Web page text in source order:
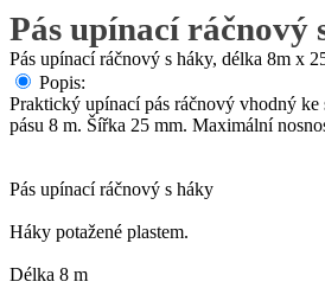
Pás upínací ráčnový
Pás upínací ráčnový s háky, délka 8m x
Popis:
Praktický upínací pás ráčnový vhodný
pásu 8 m. Šířka 25 mm. Maximální
Pás upínací ráčnový s háky
Háky potažené plastem.
Délka 8 m